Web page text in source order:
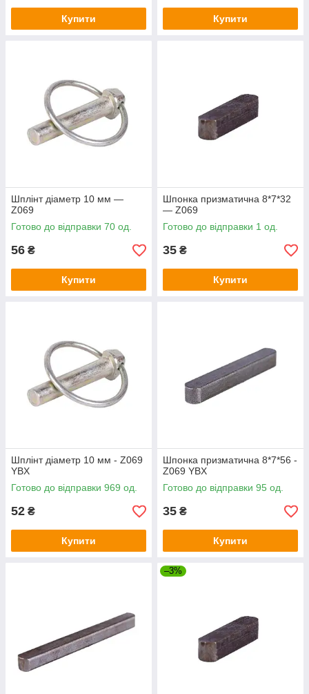
Купити Купити
Шплінт діаметр 10 мм —
Z069
Готово до відправки 70 од.
56 ₴
Купити
Шпонка призматична 8*7*32
— Z069
Готово до відправки 1 од.
35 ₴
Купити
Шплінт діаметр 10 мм - Z069
YBX
Готово до відправки 969 од.
52 ₴
Купити
Шпонка призматична 8*7*56 -
Z069 YBX
Готово до відправки 95 од.
35 ₴
Купити
–3%